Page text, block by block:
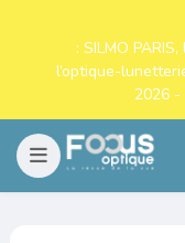
: SILMO
l’optique-
2026 -